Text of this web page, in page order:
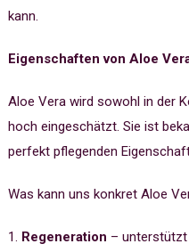
kann.
Eigenschaften von Aloe
Aloe Vera wird sowohl in der
hoch eingeschätzt. Sie ist
perfekt pflegenden
Was kann uns konkret Aloe
1. Regeneration – unterstützt